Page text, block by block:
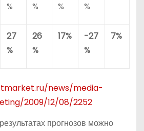
%
%
%
%
27
%
26
%
17%
-27
%
7%
news/media-
2009/12/08/2252
прогнозов можно